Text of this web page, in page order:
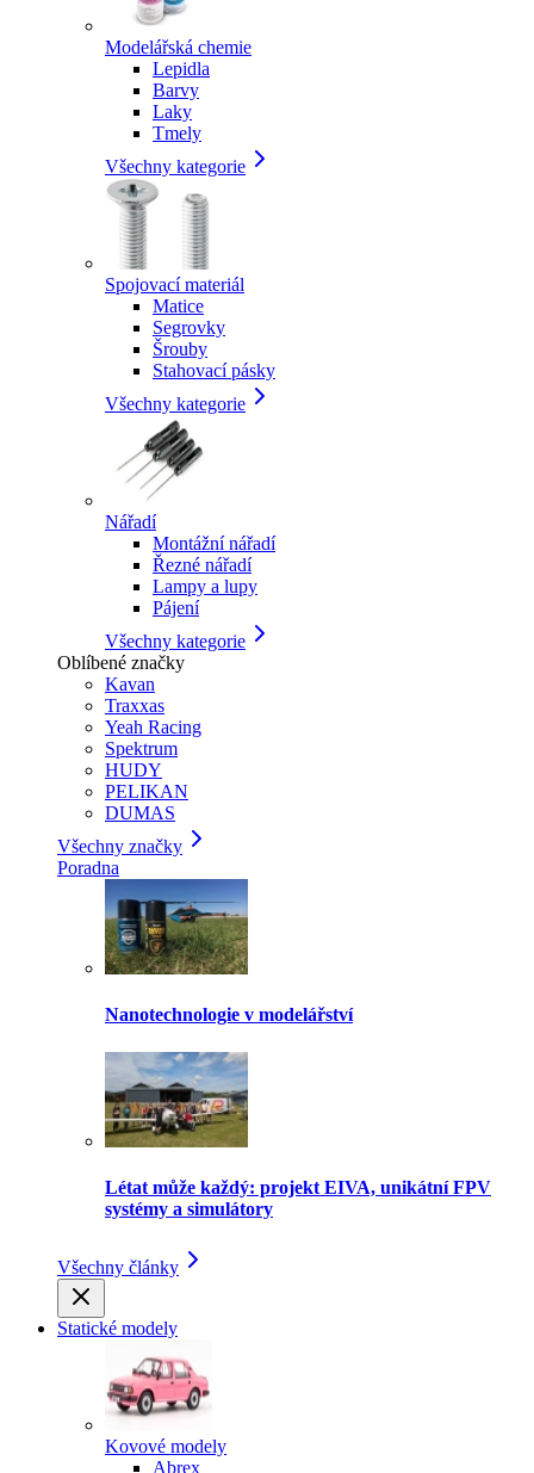
Modelářská chemie
Lepidla
Barvy
Laky
Tmely
Všechny kategorie
Spojovací materiál
Matice
Segrovky
Šrouby
Stahovací pásky
Všechny kategorie
Nářadí
Montážní nářadí
Řezné nářadí
Lampy a lupy
Pájení
Všechny kategorie
Oblíbené značky
Kavan
Traxxas
Yeah Racing
Spektrum
HUDY
PELIKAN
DUMAS
Všechny značky
Poradna
Nanotechnologie v modelářství
Létat může každý: projekt EIVA, unikátní FPV
systémy a simulátory
Všechny články
Statické modely
Kovové modely
Abrex